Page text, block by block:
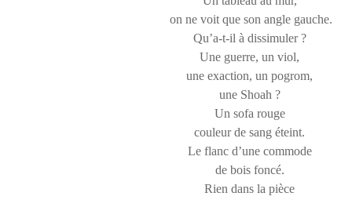
on ne voit que son angle gauche.
Qu’a-t-il à dissimuler ?
Une guerre, un viol,
une exaction, un pogrom,
une Shoah ?
Un sofa rouge
couleur de sang éteint.
Le flanc d’une commode
de bois foncé.
Rien dans la pièce